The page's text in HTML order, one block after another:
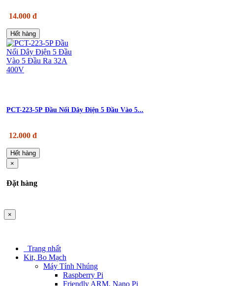
14.000 đ
Hết hàng
PCT-223-5P Đầu Nối Dây Điện 5 Đầu Vào 5...
12.000 đ
Hết hàng
×
Đặt hàng
×
Trang nhất
Kit, Bo Mạch
Máy Tính Nhúng
Raspberry Pi
Friendly ARM, Nano Pi